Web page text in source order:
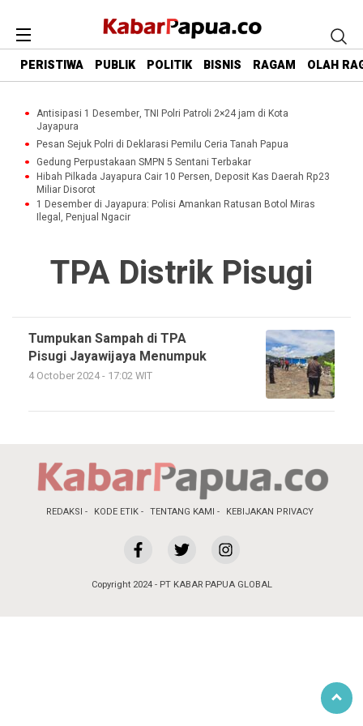
PERISTIWA PUBLIK POLITIK BISNIS RAGAM OLAH
Antisipasi 1 Desember, TNI Polri Patroli 2×24 jam di Kota
Jayapura
Pesan Sejuk Polri di Deklarasi Pemilu Ceria Tanah Papua
Gedung Perpustakaan SMPN 5 Sentani Terbakar
Hibah Pilkada Jayapura Cair 10 Persen, Deposit Kas Daerah Rp23
Miliar Disorot
1 Desember di Jayapura: Polisi Amankan Ratusan Botol Miras
Ilegal, Penjual Ngacir
TPA Distrik Pisugi
Tumpukan Sampah di TPA
Pisugi Jayawijaya Menumpuk
4 October 2024 - 17:02 WIT
REDAKSI KODE ETIK TENTANG KAMI KEBIJAKAN PRIVACY
Copyright 2024 - PT KABAR PAPUA GLOBAL